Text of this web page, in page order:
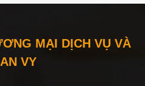
MẠI DỊCH VỤ VÀ
VY